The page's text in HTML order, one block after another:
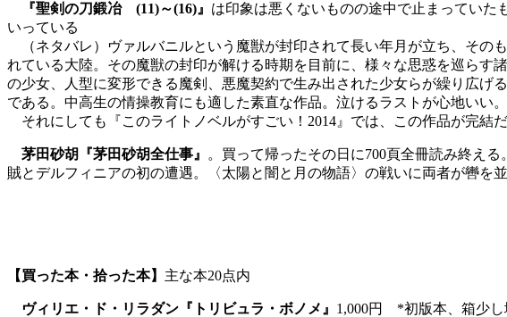
『聖剣の刀鍛冶 (11)～(16)』 は印象は悪くないものの途中で止まっていた
いっている
（ネタバレ）ヴァルバニルという魔獣が封印されて長い年月が立ち、その
れている大陸。その魔獣の封印が解ける時期を目前に、様々な思惑を巡らす
の少女、人型に変形できる魔剣、悪魔契約で生み出された少女らが繰り広げ
である。中高生の情操教育にも適した素直な作品。泣けるラストが心地いい。
それにしても『このライトノベルがすごい！2014』では、この作品が完結
茅田砂胡『茅田砂胡全仕事』
。買って帰ったその日に700頁全冊読み終え
賊とデルフィニアの初の遭遇。〈太陽と闇と月の物語〉の戦いに両者が轡を
【買った本・拾った本】 主な本20点内
ヴィリエ・ド・リラダン『トリビュラ・ボノメ』 1,000円 *初版本、箱少し